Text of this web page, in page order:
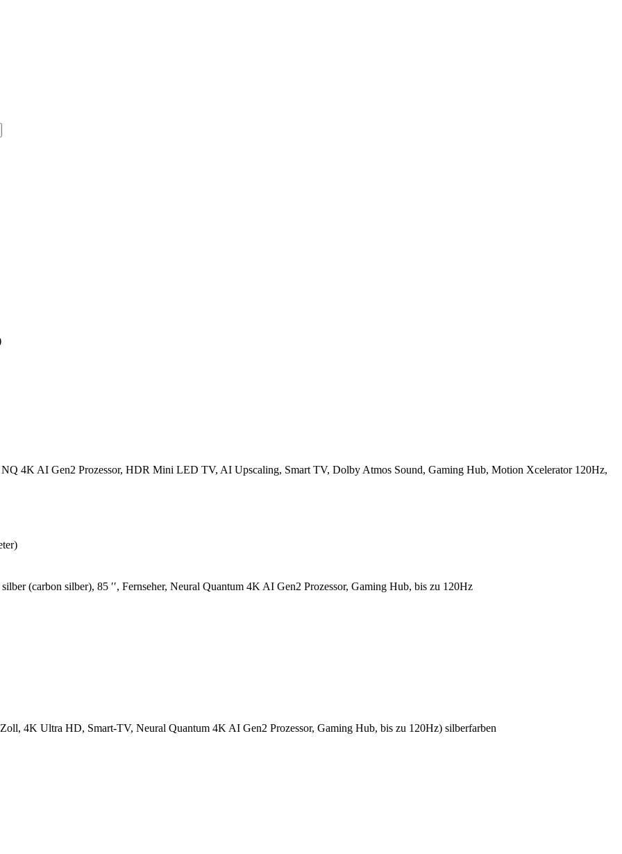
4K AI Gen2 Prozessor, HDR Mini LED TV, AI Upscaling, Smart TV, Dolby Atmos Sound, Gaming Hub, Motion Xcelerator 120Hz,
(carbon silber), 85 ′′, Fernseher, Neural Quantum 4K AI Gen2 Prozessor, Gaming Hub, bis zu 120Hz
4K Ultra HD, Smart-TV, Neural Quantum 4K AI Gen2 Prozessor, Gaming Hub, bis zu 120Hz) silberfarben